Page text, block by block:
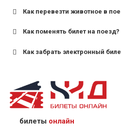
для пригородных поездов —
Как перевезти животное в
Как поменять билет на поезд?
Как забрать электронный
назвав кассиру 14-значный
предъявив удостоверение
кого оформлен билет.
билеты онлайн